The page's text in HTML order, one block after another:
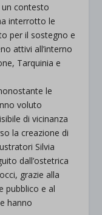
un contesto
interrotto le
per il sostegno e
attivi all’interno
Tarquinia e
le
voluto
di vicinanza
la creazione di
Silvia
dall’ostetrica
grazie alla
pubblico e al
hanno